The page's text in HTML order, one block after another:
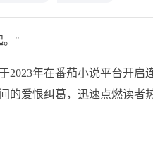
。"
2023年在番茄小说平台开启
的爱恨纠葛，迅速点燃读者